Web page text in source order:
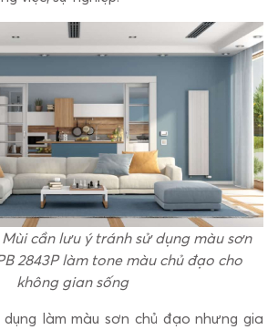
cần lưu ý tránh sử dụng màu sơn
2843P làm tone màu chủ đạo cho
không gian sống
làm màu sơn chủ đạo nhưng gia